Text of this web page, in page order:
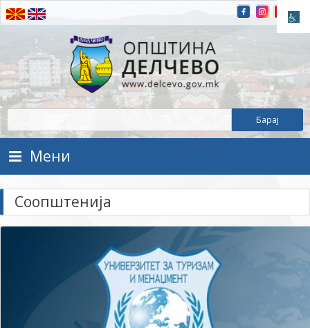
Прескокнете на содржината
Општина Делчево
Општина Делчево
Мени
Соопштенија